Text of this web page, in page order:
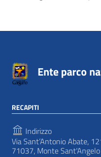
Ente parco
RECAPITI
Indirizzo
Via Sant’Antonio Abate,
71037, Monte Sant'Angelo